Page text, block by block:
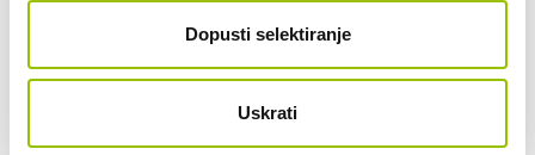
Dopusti selektiranje
Uskrati
42.324,70 €
33.859,76 € + 25% PDV